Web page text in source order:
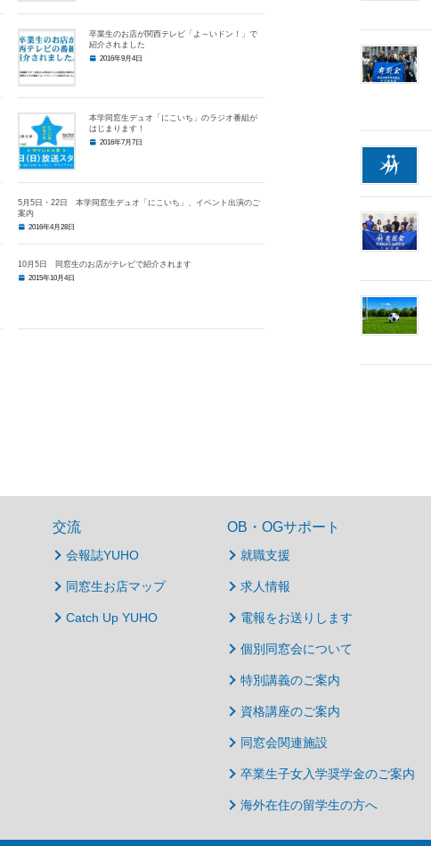
卒業生のお店が関西テレビ「よ～いドン！」で
紹介されました
2016年9月4日
本学同窓生デュオ「にこいち」のラジオ番組が
はじまります！
2016年7月7日
5月5日・22日 本学同窓生デュオ「にこいち」、イベント出演のご
案内
2016年4月28日
10月5日 同窓生のお店がテレビで紹介されます
2015年10月4日
交流
会報誌YUHO
同窓生お店マップ
Catch Up YUHO
OB・OGサポート
就職支援
求人情報
電報をお送りします
個別同窓会について
特別講義のご案内
資格講座のご案内
同窓会関連施設
卒業生子女入学奨学金のご案内
海外在住の留学生の方へ